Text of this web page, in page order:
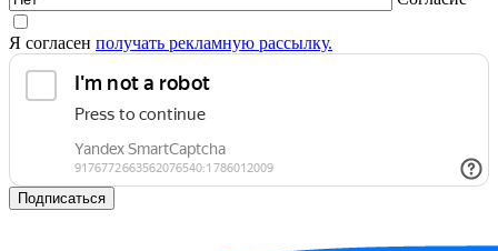
Я согласен получать рекламную рассылку.